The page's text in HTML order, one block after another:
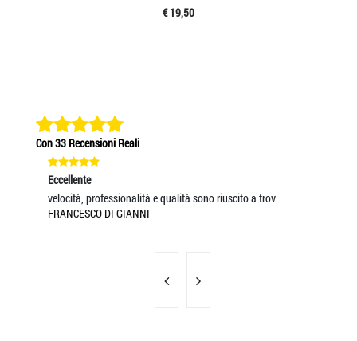
€ 19,50
Con 33 Recensioni Reali
Eccellente
velocità, professionalità e qualità sono riuscito a trov
FRANCESCO DI GIANNI